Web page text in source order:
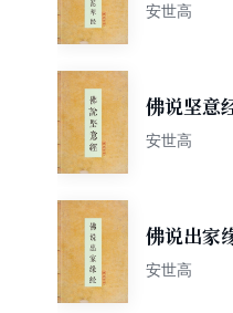
安世高
佛说坚意
安世高
佛说出家
安世高